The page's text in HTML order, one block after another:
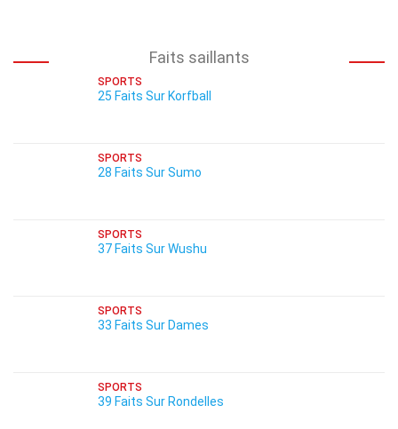
Faits saillants
SPORTS
25 Faits Sur Korfball
SPORTS
28 Faits Sur Sumo
SPORTS
37 Faits Sur Wushu
SPORTS
33 Faits Sur Dames
SPORTS
39 Faits Sur Rondelles